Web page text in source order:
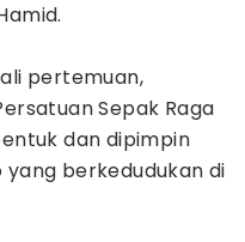
pertemuan,
Sepak Raga
dan dipimpin
yang berkedudukan di